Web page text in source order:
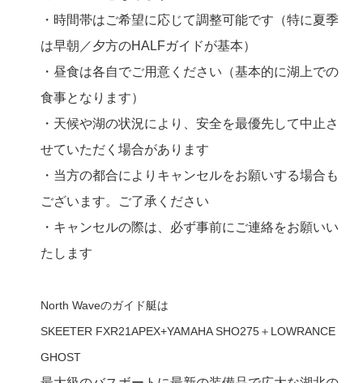
・時間帯はご希望に応じて調整可能です（特に夏季
は早朝／夕方のHALFガイドが基本）
・昼食は各自でご用意ください（基本的に湖上での
食事となります）
・天候や湖の状況により、安全を最優先して中止さ
せていただく場合があります
・当方の都合によりキャンセルをお願いする場合も
ございます。ご了承ください
・キャンセルの際は、必ず事前にご連絡をお願いい
たします
North Waveのガイド艇は
SKEETER FXR21APEX+YAMAHA SHO275＋LOWRANCE
GHOST